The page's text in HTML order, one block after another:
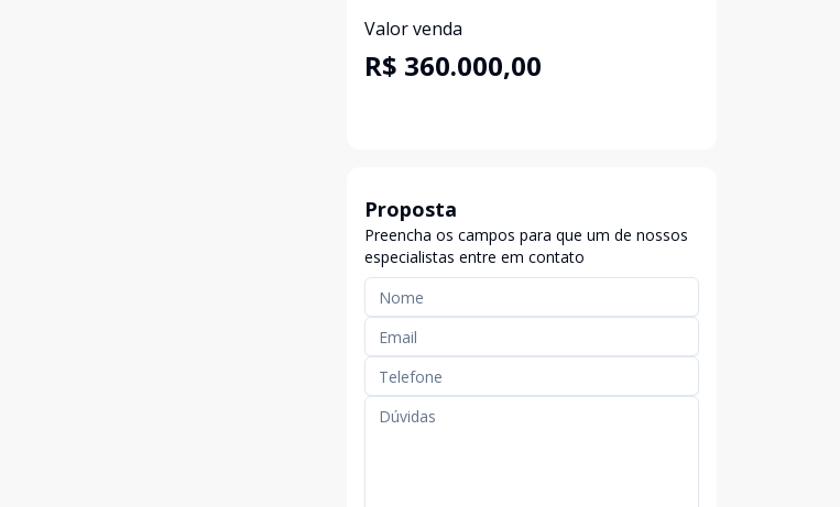
Valor venda
R$ 360.000,00
Proposta
Preencha os campos para que um de nossos
especialistas entre em contato